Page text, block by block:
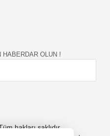
OLUN !
hakları saklıdır.